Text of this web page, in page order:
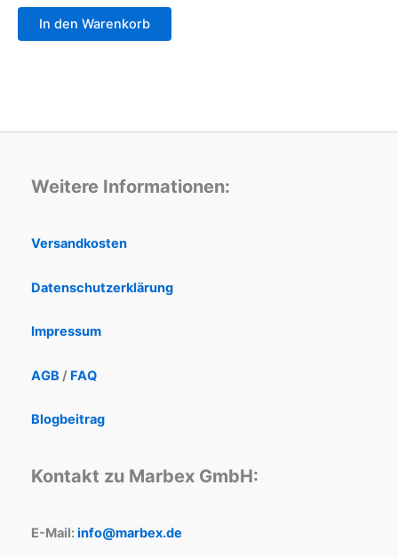
In den Warenkorb
Weitere Informationen:
Versandkosten
Datenschutzerklärung
Impressum
AGB / FAQ
Blogbeitrag
Kontakt zu Marbex GmbH:
E-Mail:info@marbex.de